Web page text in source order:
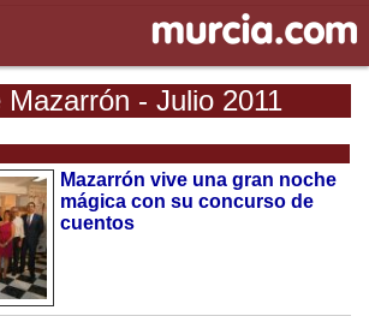
Mazarrón - Julio 2011
Mazarrón vive una gran noche
mágica con su concurso de
cuentos